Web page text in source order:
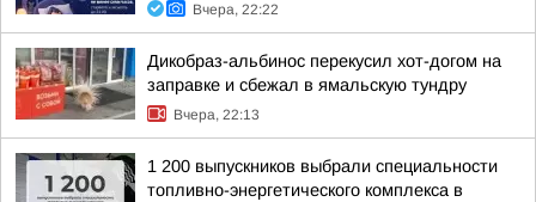
Вчера, 22:22
Дикобраз-альбинос перекусил хот-догом на
заправке и сбежал в ямальскую тундру
Вчера, 22:13
1 200 выпускников выбрали специальности
топливно-энергетического комплекса в